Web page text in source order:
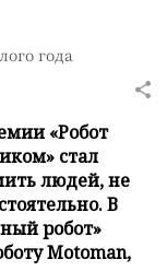
года
«Робот
стал
людей, не
В
робот»
Motoman,